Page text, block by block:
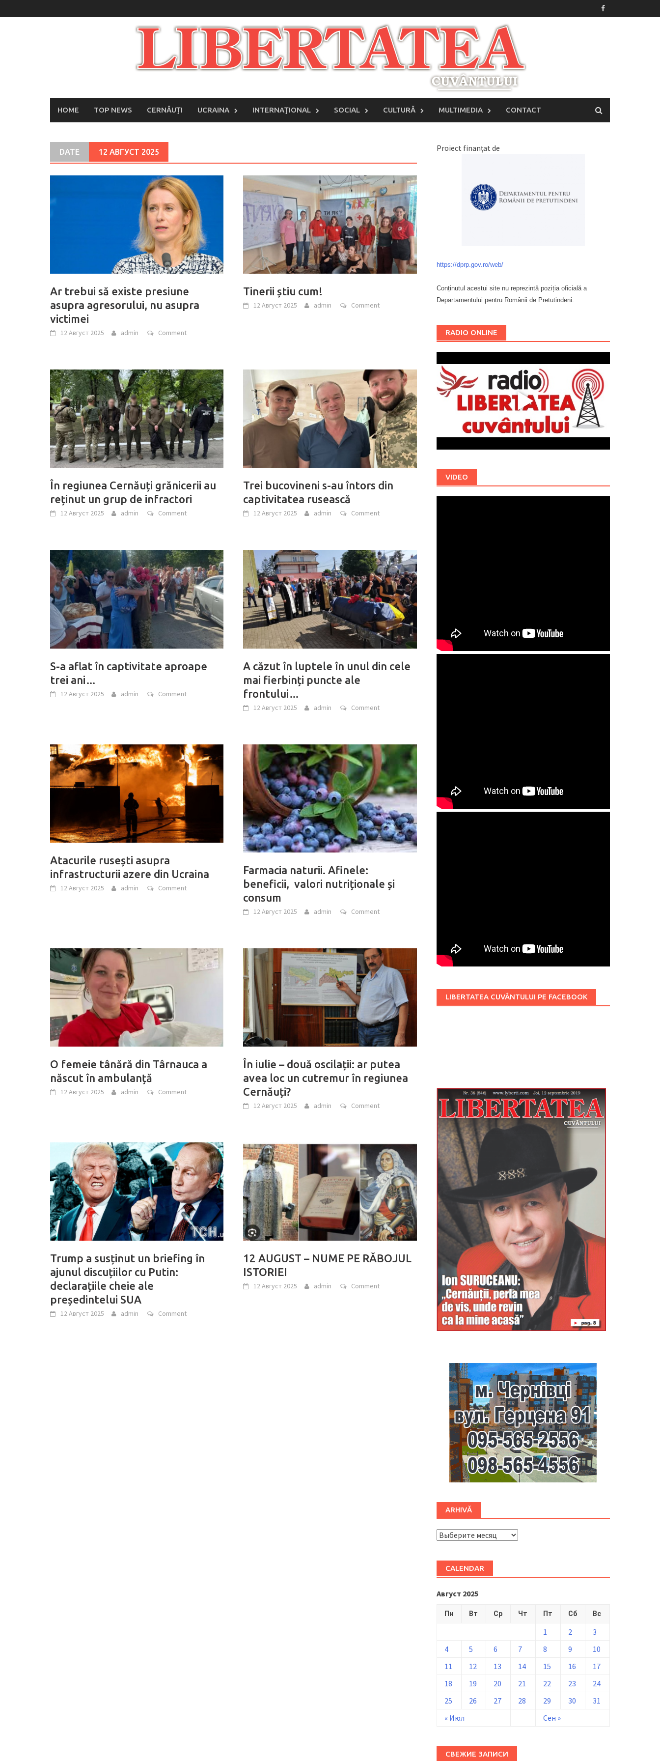
to
HOME TOP NEWS CERNĂUȚI UCRAINA INTERNAŢIONAL SOCIAL CULTURĂ MULTIMEDIA CONTACT
DATE 12 АВГУСТ 2025
Ar trebui să existe presiune
asupra agresorului, nu asupra
victimei
12 Август 2025 admin Comment
Tinerii știu cum!
12 Август 2025 admin Comment
În regiunea Cernăuți grănicerii au
reținut un grup de infractori
12 Август 2025 admin Comment
Trei bucovineni s-au întors din
captivitatea rusească
12 Август 2025 admin Comment
S-a aflat în captivitate aproape
trei ani…
12 Август 2025 admin Comment
A căzut în luptele în unul din cele
mai fierbinți puncte ale
frontului…
12 Август 2025 admin Comment
Atacurile rusești asupra
infrastructurii azere din Ucraina
12 Август 2025 admin Comment
Farmacia naturii. Afinele:
beneficii, valori nutriționale și
consum
12 Август 2025 admin Comment
O femeie tânără din Târnauca a
născut în ambulanță
12 Август 2025 admin Comment
În iulie – două oscilații: ar putea
avea loc un cutremur în regiunea
Cernăuți?
12 Август 2025 admin Comment
Trump a susținut un briefing în
ajunul discuțiilor cu Putin:
declarațiile cheie ale
președintelui SUA
12 Август 2025 admin Comment
12 AUGUST – NUME PE RĂBOJUL
ISTORIEI
12 Август 2025 admin Comment
Proiect finanțat de
https://dprp.gov.ro/web/
Conținutul acestui site nu reprezintă poziția oficială a
Departamentului pentru Românii de Pretutindeni.
RADIO ONLINE
VIDEO
LIBERTATEA CUVÂNTULUI PE FACEBOOK
ARHIVĂ
ARHIVĂ
CALENDAR
Август 2025
Пн Вт Ср Чт Пт Сб Вс
« Июл Сен »
1 2
3
4
5 6 7 8 9
10
11
12 13 14 15 16
17
18
19 20 21 22 23
24
25
26 27 28 29 30 31
СВЕЖИЕ ЗАПИСИ